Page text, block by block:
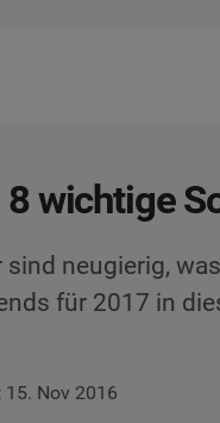
8 wichtige
neugierig,
für 2017 in
Nov 2016